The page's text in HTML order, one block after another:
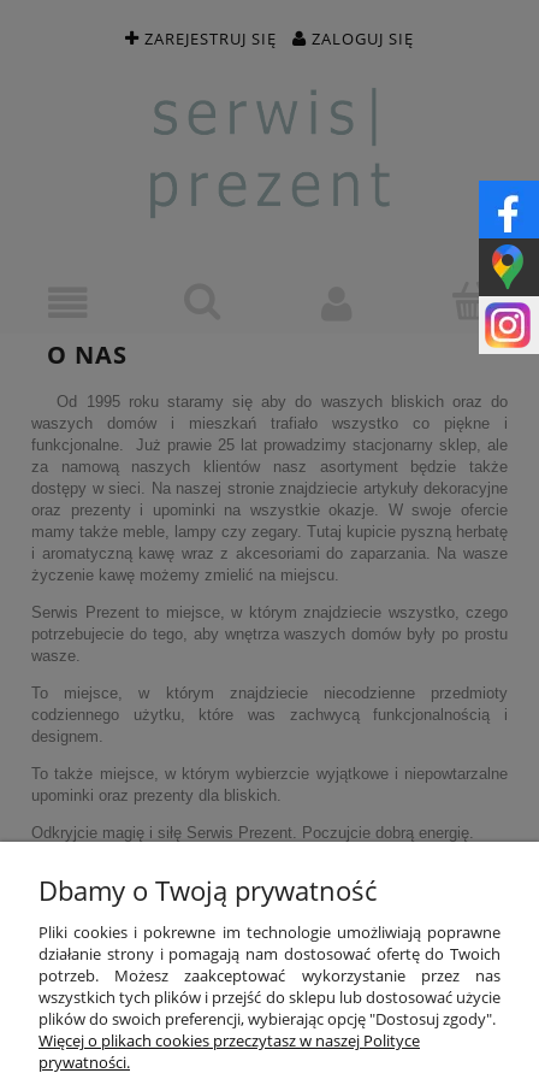
ZAREJESTRUJ SIĘ ZALOGUJ SIĘ
O NAS
Od 1995 roku staramy się aby do waszych bliskich oraz do
waszych domów i mieszkań trafiało wszystko co piękne i
funkcjonalne. Już prawie 25 lat prowadzimy stacjonarny sklep, ale
za namową naszych klientów nasz asortyment będzie także
dostępy w sieci. Na naszej stronie znajdziecie artykuły dekoracyjne
oraz prezenty i upominki na wszystkie okazje. W swoje ofercie
mamy także meble, lampy czy zegary. Tutaj kupicie pyszną herbatę
i aromatyczną kawę wraz z akcesoriami do zaparzania. Na wasze
życzenie kawę możemy zmielić na miejscu.
Serwis Prezent to miejsce, w którym znajdziecie wszystko, czego
potrzebujecie do tego, aby wnętrza waszych domów były po prostu
wasze.
To miejsce, w którym znajdziecie niecodzienne przedmioty
codziennego użytku, które was zachwycą funkcjonalnością i
designem.
To także miejsce, w którym wybierzcie wyjątkowe i niepowtarzalne
upominki oraz prezenty dla bliskich.
Odkryjcie magię i siłę Serwis Prezent. Poczujcie dobrą energię.
POMOC
MOJE KONTO
PŁATNOŚCI I DOSTAWA
Dbamy o Twoją prywatność
Pliki cookies i pokrewne im technologie umożliwiają poprawne
działanie strony i pomagają nam dostosować ofertę do Twoich
potrzeb. Możesz zaakceptować wykorzystanie przez nas
wszystkich tych plików i przejść do sklepu lub dostosować użycie
plików do swoich preferencji, wybierając opcję "Dostosuj zgody".
Więcej o plikach cookies przeczytasz w naszej Polityce
prywatności.